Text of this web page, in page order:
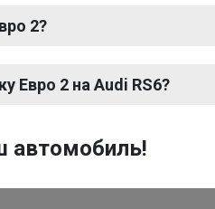
2?
Евро 2 на Audi RS6?
автомобиль!